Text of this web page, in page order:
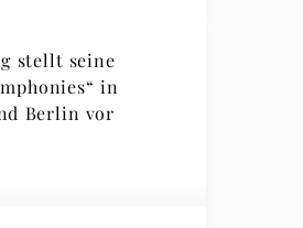
stellt seine
in
Berlin vor